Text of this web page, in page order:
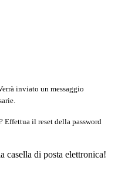
inviato un messaggio
Effettua il reset della password
casella di posta elettronica!